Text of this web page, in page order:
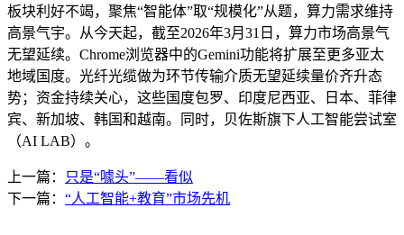
板块利好不竭，聚焦“智能体”取“规模化”从题，算力需求维持
高景气宇。从今天起，截至2026年3月31日，算力市场高景气
无望延续。Chrome浏览器中的Gemini功能将扩展至更多亚太
地域国度。光纤光缆做为环节传输介质无望延续量价齐升态
势；资金持续关心，这些国度包罗、印度尼西亚、日本、菲律
宾、新加坡、韩国和越南。同时，贝佐斯旗下人工智能尝试室
（AI LAB）。
上一篇：
只是“噱头”——看似
下一篇： “人工智能+教育”市场先机